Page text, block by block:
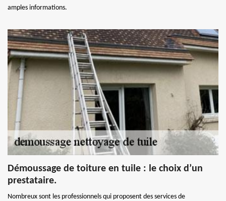
amples informations.
Démoussage de toiture en tuile : le choix d’un
prestataire.
Nombreux sont les professionnels qui proposent des services de